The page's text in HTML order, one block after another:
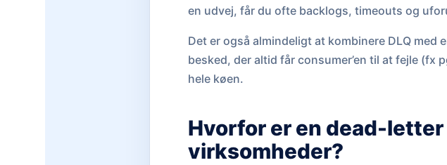
en udvej, får du ofte backlogs, timeouts og
Det er også almindeligt at kombinere DLQ med
besked, der altid får consumer’en til at fejle (fx
hele køen.
Hvorfor er en dead-
virksomheder?